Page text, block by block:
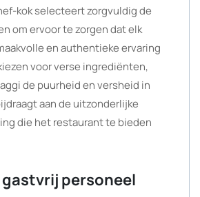
kok selecteert zorgvuldig de
om ervoor te zorgen dat elk
en authentieke ervaring
voor verse ingrediënten,
de puurheid en versheid in
aan de uitzonderlijke
die het restaurant te bieden
personeel